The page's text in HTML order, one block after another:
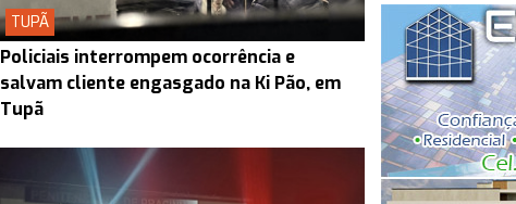
TUPÃ
Policiais interrompem ocorrência e
salvam cliente engasgado na Ki Pão, em
Tupã